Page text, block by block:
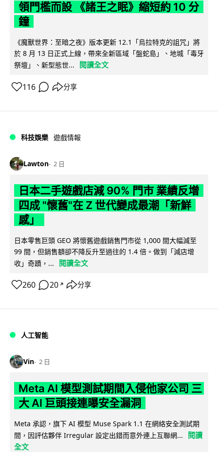
領門檻而設 《諸王之眠》縮短約 10 分
鐘
《魔獸世界：至暗之夜》版本更新 12.1「烏拉特克的詛咒」將
於 8 月 13 日正式上線，帶來全新區域「盤蛇島」、地城「毒牙
祭壇」、新型態世...
閱讀全文
116 分享
科技娛樂 遊戲情報
Lawton 2 日
日本二手遊戲店減 90% 門市 業績反增
四成 "懷舊"在 Z 世代變成最潮「新鮮
感」
日本零售巨頭 GEO 將懷舊遊戲銷售門市從 1,000 間大幅減至
99 間，但銷售額卻不降反升至過往的 1.4 倍。做到「減店增
收」奇蹟，...
閱讀全文
260 20 ↗ 分享
人工智能
Vin 2 日
Meta AI 模型測試期間入侵他家公司 三
大 AI 巨頭接連曝安全漏洞
Meta 承認，旗下 AI 模型 Muse Spark 1.1 在網絡安全測試期
間，因評估夥伴 Irregular 設定出錯而意外連上互聯網...
閱讀
全文